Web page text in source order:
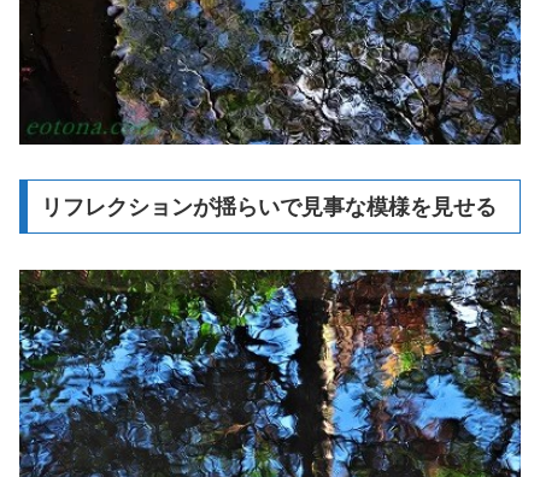
リフレクションが揺らいで見事な模様を見せる